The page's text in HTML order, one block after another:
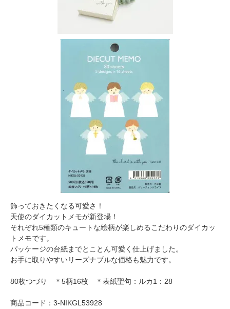
飾っておきたくなる可愛さ！
天使のダイカットメモが新登場！
それぞれ5種類のキュートな絵柄が楽しめるこだわりのダイカッ
トメモです。
パッケージの台紙までとことん可愛く仕上げました。
お手に取りやすいリーズナブルな価格も魅力です。
80枚つづり ＊5柄16枚 ＊表紙聖句：ルカ1：28
商品コード：3-NIKGL53928